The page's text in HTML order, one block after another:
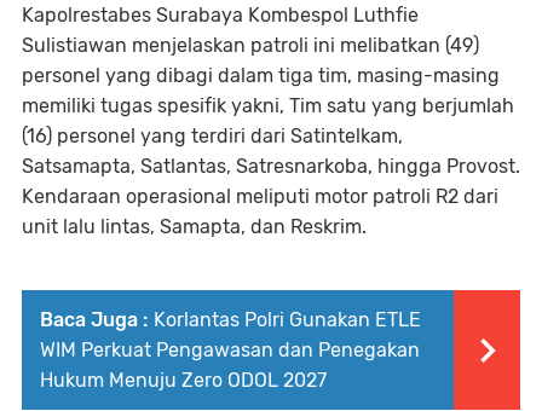
Kapolrestabes Surabaya Kombespol Luthfie
Sulistiawan menjelaskan patroli ini melibatkan (49)
personel yang dibagi dalam tiga tim, masing-masing
memiliki tugas spesifik yakni, Tim satu yang berjumlah
(16) personel yang terdiri dari Satintelkam,
Satsamapta, Satlantas, Satresnarkoba, hingga Provost.
Kendaraan operasional meliputi motor patroli R2 dari
unit lalu lintas, Samapta, dan Reskrim.
Baca Juga : Korlantas Polri Gunakan ETLE
WIM Perkuat Pengawasan dan Penegakan
Hukum Menuju Zero ODOL 2027